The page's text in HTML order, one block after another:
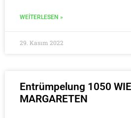
WEITERLESEN »
29. Kasım 2022
Entrümpelung 1050
MARGARETEN